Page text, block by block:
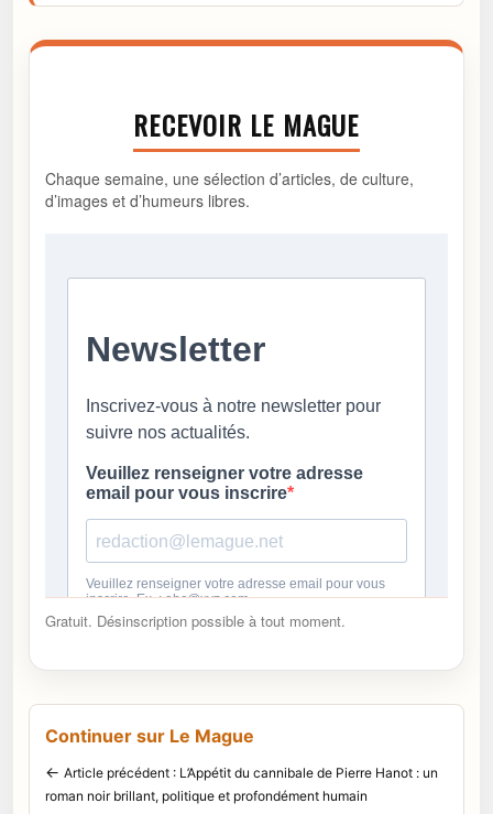
RECEVOIR LE MAGUE
Chaque semaine, une sélection d’articles, de culture,
d’images et d’humeurs libres.
Gratuit. Désinscription possible à tout moment.
Continuer sur Le Mague
← Article précédent : L’Appétit du cannibale de Pierre Hanot : un
roman noir brillant, politique et profondément humain